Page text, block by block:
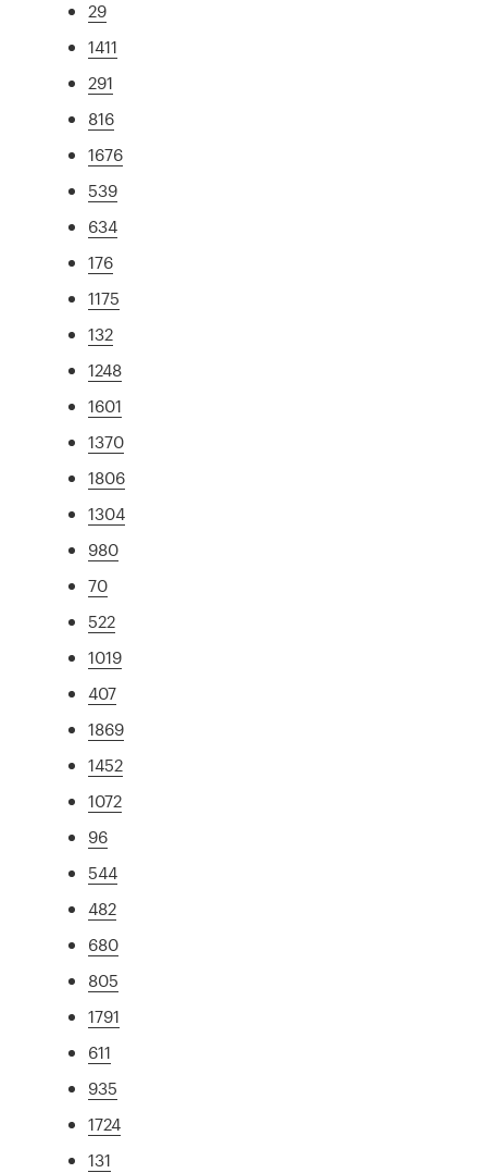
29
1411
291
816
1676
539
634
176
1175
132
1248
1601
1370
1806
1304
980
70
522
1019
407
1869
1452
1072
96
544
482
680
805
1791
611
935
1724
131